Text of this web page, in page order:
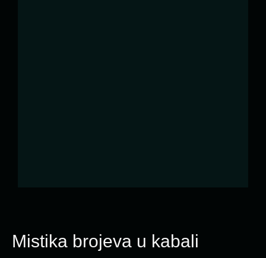
Mistika brojeva u kabali